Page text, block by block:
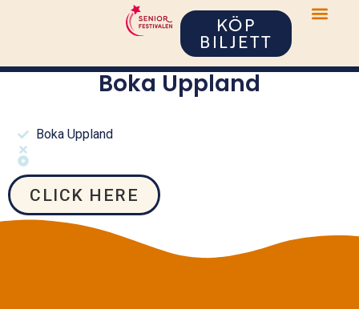
KÖP
BILJETT
Boka Uppland
Boka Uppland
CLICK HERE